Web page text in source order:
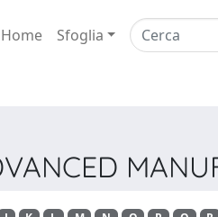
Home Sfoglia